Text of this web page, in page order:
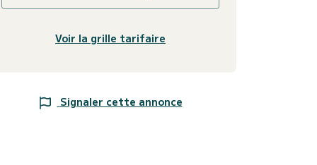
Voir la grille tarifaire
Signaler cette annonce